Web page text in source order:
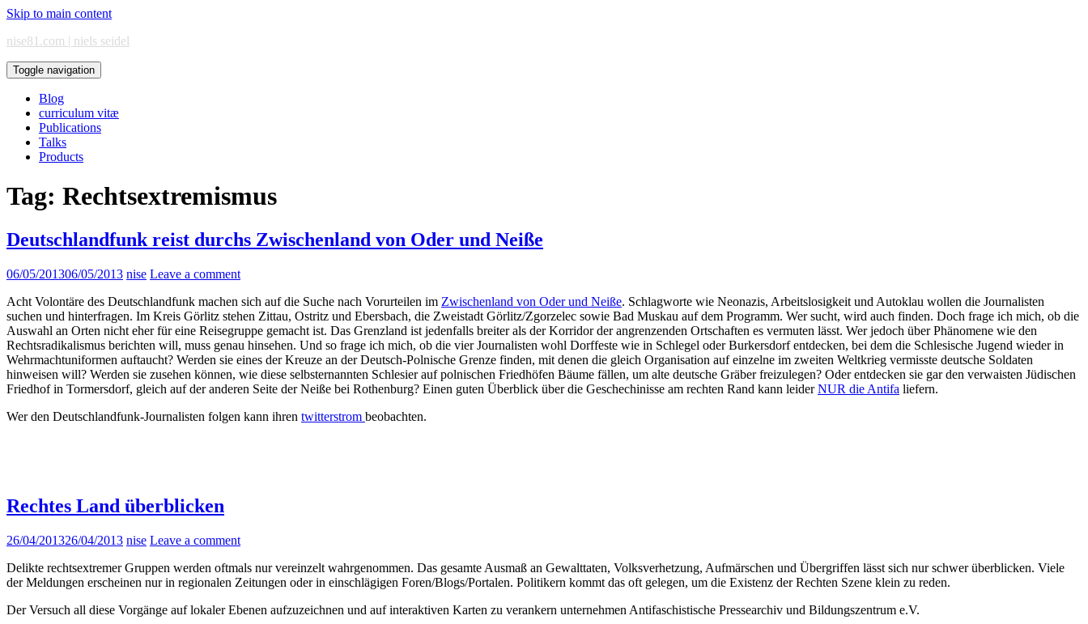
Skip to main content
nise81.com | niels seidel
Toggle navigation
Blog
curriculum vitæ
Publications
Talks
Products
Tag: Rechtsextremismus
Deutschlandfunk reist durchs Zwischenland von Oder und Neiße
06/05/201306/05/2013 nise Leave a comment
Acht Volontäre des Deutschlandfunk machen sich auf die Suche nach Vorurteilen im Zwischenland von Oder und Neiße. Schlagworte wie Neonazis, Arbeitslosigkeit und Autoklau wollen die Journalisten
suchen und hinterfragen. Im Kreis Görlitz stehen Zittau, Ostritz und Ebersbach, die Zweistadt Görlitz/Zgorzelec sowie Bad Muskau auf dem Programm. Wer sucht, wird auch finden. Doch frage ich mich, ob die
Auswahl an Orten nicht eher für eine Reisegruppe gemacht ist. Das Grenzland ist jedenfalls breiter als der Korridor der angrenzenden Ortschaften es vermuten lässt. Wer jedoch über Phänomene wie den
Rechtsradikalismus berichten will, muss genau hinsehen. Und so frage ich mich, ob die vier Journalisten wohl Dorffeste wie in Schlegel oder Burkersdorf entdecken, bei dem die Schlesische Jugend wieder in
Wehrmachtuniformen auftaucht? Werden sie eines der Kreuze an der Deutsch-Polnische Grenze finden, mit denen die gleich Organisation auf einzelne im zweiten Weltkrieg vermisste deutsche Soldaten
hinweisen will? Werden sie zusehen können, wie diese selbsternannten Schlesier auf polnischen Friedhöfen Bäume fällen, um alte deutsche Gräber freizulegen? Oder entdecken sie gar den verwaisten Jüdischen
Friedhof in Tormersdorf, gleich auf der anderen Seite der Neiße bei Rothenburg? Einen guten Überblick über die Geschechinisse am rechten Rand kann leiderNUR die Antifa liefern.
Wer den Deutschlandfunk-Journalisten folgen kann ihren twitterstrom beobachten.
Rechtes Land überblicken
26/04/201326/04/2013 nise Leave a comment
Delikte rechtsextremer Gruppen werden oftmals nur vereinzelt wahrgenommen. Das gesamte Ausmaß an Gewalttaten, Volksverhetzung, Aufmärschen und Übergriffen lässt sich nur schwer überblicken. Viele
der Meldungen erscheinen nur in regionalen Zeitungen oder in einschlägigen Foren/Blogs/Portalen. Politikern kommt das oft gelegen, um die Existenz der Rechten Szene klein zu reden.
Der Versuch all diese Vorgänge auf lokaler Ebenen aufzuzeichnen und auf interaktiven Karten zu verankern unternehmen Antifaschistische Pressearchiv und Bildungszentrum e.V.